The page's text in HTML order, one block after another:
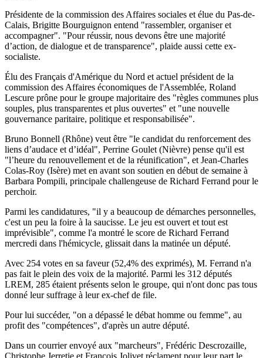
Présidente de la commission des Affaires sociales et élue du Pas-de-
Calais, Brigitte Bourguignon entend "rassembler, organiser et
accompagner". "Pour réussir, nous devons être une majorité
d’action, de dialogue et de transparence", plaide aussi cette ex-
socialiste.
Élu des Français d'Amérique du Nord et actuel président de la
commission des Affaires économiques de l'Assemblée, Roland
Lescure prône pour le groupe majoritaire des "règles communes plus
souples, plus transparentes et plus ouvertes" et "une nouvelle
gouvernance paritaire, politique et responsabilisée".
Bruno Bonnell (Rhône) veut être "le candidat du renforcement des
liens d’audace et d’idéal", Perrine Goulet (Nièvre) pense qu'il est
"l’heure du renouvellement et de la réunification", et Jean-Charles
Colas-Roy (Isère) met en avant son soutien en début de semaine à
Barbara Pompili, principale challengeuse de Richard Ferrand pour le
perchoir.
Parmi les candidatures, "il y a beaucoup de démarches personnelles,
c'est un peu la foire à la saucisse. Le jeu est ouvert et tout est
imprévisible", comme l'a montré le score de Richard Ferrand
mercredi dans l'hémicycle, glissait dans la matinée un député.
Avec 254 votes en sa faveur (52,4% des exprimés), M. Ferrand n'a
pas fait le plein des voix de la majorité. Parmi les 312 députés
LREM, 285 étaient présents selon le groupe, qui n'ont donc pas tous
donné leur suffrage à leur ex-chef de file.
Pour lui succéder, "on a dépassé le débat homme ou femme", au
profit des "compétences", d'après un autre député.
Dans un courrier envoyé aux "marcheurs", Frédéric Descrozaille,
Christophe Jerretie et François Jolivet réclament pour leur part le